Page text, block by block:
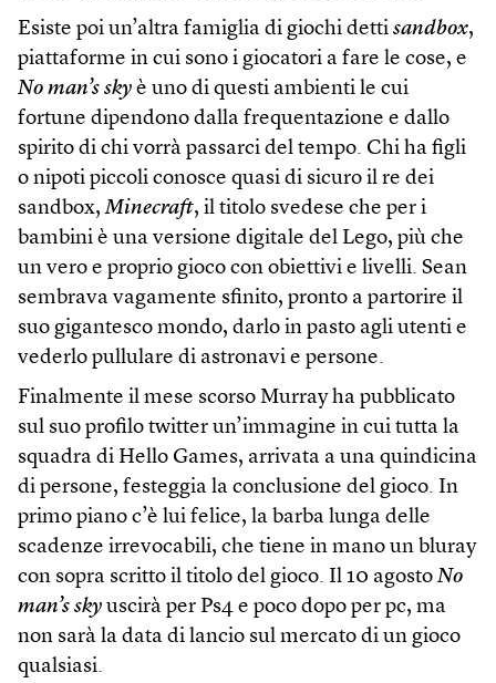
Esiste poi un’altra famiglia di giochi detti sandbox,
piattaforme in cui sono i giocatori a fare le cose, e
No man’s sky è uno di questi ambienti le cui
fortune dipendono dalla frequentazione e dallo
spirito di chi vorrà passarci del tempo. Chi ha figli
o nipoti piccoli conosce quasi di sicuro il re dei
sandbox,Minecraft, il titolo svedese che per i
bambini è una versione digitale del Lego, più che
un vero e proprio gioco con obiettivi e livelli. Sean
sembrava vagamente sfinito, pronto a partorire il
suo gigantesco mondo, darlo in pasto agli utenti e
vederlo pullulare di astronavi e persone.
Finalmente il mese scorso Murray ha pubblicato
sul suo profilo twitter un’immagine in cui tutta la
squadra di Hello Games, arrivata a una quindicina
di persone, festeggia la conclusione del gioco. In
primo piano c’è lui felice, la barba lunga delle
scadenze irrevocabili, che tiene in mano un bluray
con sopra scritto il titolo del gioco. Il 10 agosto No
man’s sky uscirà per Ps4 e poco dopo per pc, ma
non sarà la data di lancio sul mercato di un gioco
qualsiasi.